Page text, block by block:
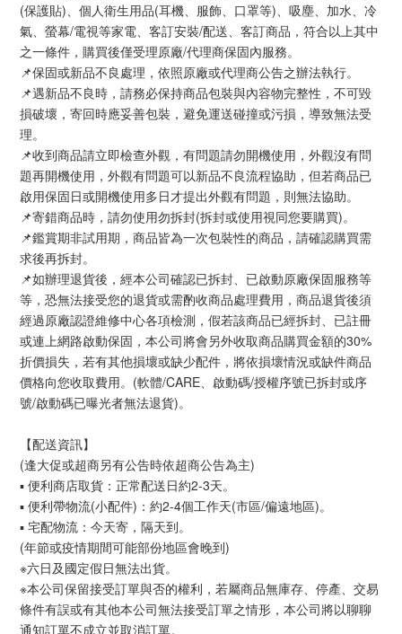
(保護貼)、個人衛生用品(耳機、服飾、口罩等)、吸塵、加水、冷
氣、螢幕/電視等家電、客訂安裝/配送、客訂商品，符合以上其中
之一條件，購買後僅受理原廠/代理商保固內服務。
📌保固或新品不良處理，依照原廠或代理商公告之辦法執行。
📌遇新品不良時，請務必保持商品包裝與內容物完整性，不可毀
損破壞，寄回時應妥善包裝，避免運送碰撞或污損，導致無法受
理。
📌收到商品請立即檢查外觀，有問題請勿開機使用，外觀沒有問
題再開機使用，外觀有問題可以新品不良流程協助，但若商品已
啟用保固日或開機使用多日才提出外觀有問題，則無法協助。
📌寄錯商品時，請勿使用勿拆封(拆封或使用視同您要購買)。
📌鑑賞期非試用期，商品皆為一次包裝性的商品，請確認購買需
求後再拆封。
📌如辦理退貨後，經本公司確認已拆封、已啟動原廠保固服務等
等，恐無法接受您的退貨或需酌收商品處理費用，商品退貨後須
經過原廠認證維修中心各項檢測，假若該商品已經拆封、已註冊
或連上網路啟動保固，本公司將會另外收取商品購買金額的30%
折價損失，若有其他損壞或缺少配件，將依損壞情況或缺件商品
價格向您收取費用。(軟體/CARE、啟動碼/授權序號已拆封或序
號/啟動碼已曝光者無法退貨)。
【配送資訊】
(逢大促或超商另有公告時依超商公告為主)
▪ 便利商店取貨：正常配送日約2-3天。
▪ 便利帶物流(小配件)：約2-4個工作天(市區/偏遠地區)。
▪ 宅配物流：今天寄，隔天到。
(年節或疫情期間可能部份地區會晚到)
※六日及國定假日無法出貨。
※本公司保留接受訂單與否的權利，若屬商品無庫存、停產、交易
條件有誤或有其他本公司無法接受訂單之情形，本公司將以聊聊
通知訂單不成立並取消訂單。